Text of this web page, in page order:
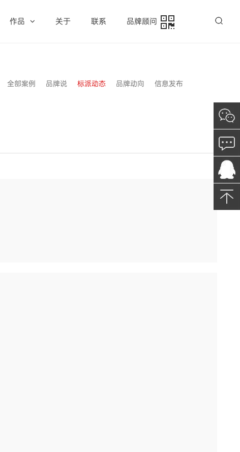
作品 关于 联系 品牌顾问
全部案例 品牌说 标派动态 品牌动向 信息发布